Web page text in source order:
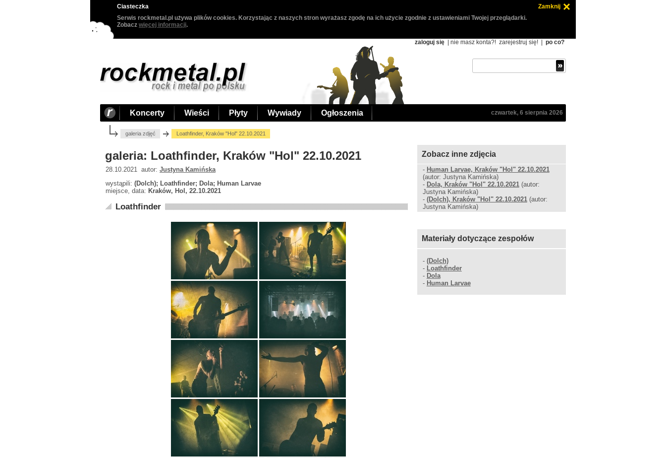
Ciasteczka
Zamknij
Serwis rockmetal.pl używa plików cookies. Korzystając z naszych stron wyrażasz zgodę na ich użycie zgodnie z ustawieniami Twojej przeglądarki.
Zobacz więcej informacji.
zaloguj się | nie masz konta?! zarejestruj się! po co?
Koncerty Wieści Płyty Wywiady Ogłoszenia czwartek, 6 sierpnia 2026
galeria zdjęć Loathfinder, Kraków "Hol" 22.10.2021
galeria: Loathfinder, Kraków "Hol" 22.10.2021
28.10.2021 autor: Justyna Kamińska
wystąpili: (Dolch); Loathfinder; Dola; Human Larvae
miejsce, data: Kraków, Hol, 22.10.2021
Loathfinder
Zobacz inne zdjęcia
- Human Larvae, Kraków "Hol" 22.10.2021
(autor: Justyna Kamińska)
- Dola, Kraków "Hol" 22.10.2021(autor:
Justyna Kamińska)
- (Dolch), Kraków "Hol" 22.10.2021(autor:
Justyna Kamińska)
Materiały dotyczące zespołów
- (Dolch)
- Loathfinder
- Dola
- Human Larvae